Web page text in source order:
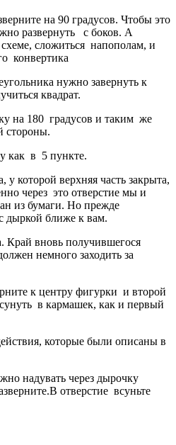
на 90 градусов. Чтобы это
развернуть с боков. А
сложиться напополам, и
конвертика
нужно завернуть к
квадрат.
на 180 градусов и таким же
стороны.
как в 5 пункте.
которой верхняя часть закрыта,
через это отверстие мы и
из бумаги. Но прежде
дыркой ближе к вам.
Край вновь получившегося
немного заходить за
к центру фигурки и второй
в кармашек, как и первый
которые были описаны в
надувать через дырочку
отверстие всуньте